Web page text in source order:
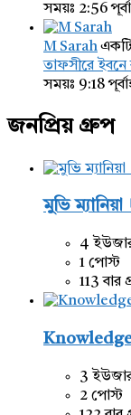
সময়ঃ 2:56
M Sarah
তাফসীরে ইবনে
সময়ঃ 9:18
জনপ্রিয় গ্রুপ
মুভি
4
1 পোস্ট
113 বার
3
2 পোস্ট